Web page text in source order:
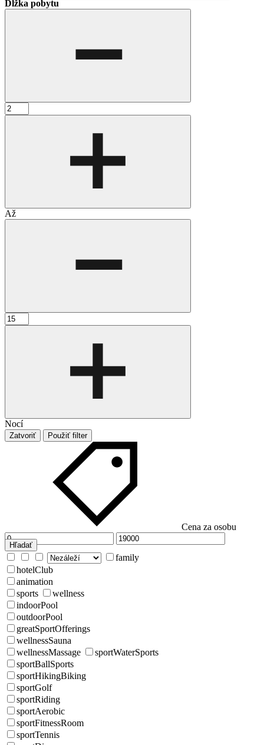
Dĺžka pobytu
Až
Nocí
Zatvoriť Použiť filter
Cena za osobu
Hľadať
family
hotelClub
animation
sports
wellness
indoorPool
outdoorPool
greatSportOfferings
wellnessSauna
wellnessMassage
sportWaterSports
sportBallSports
sportHikingBiking
sportGolf
sportRiding
sportAerobic
sportFitnessRoom
sportTennis